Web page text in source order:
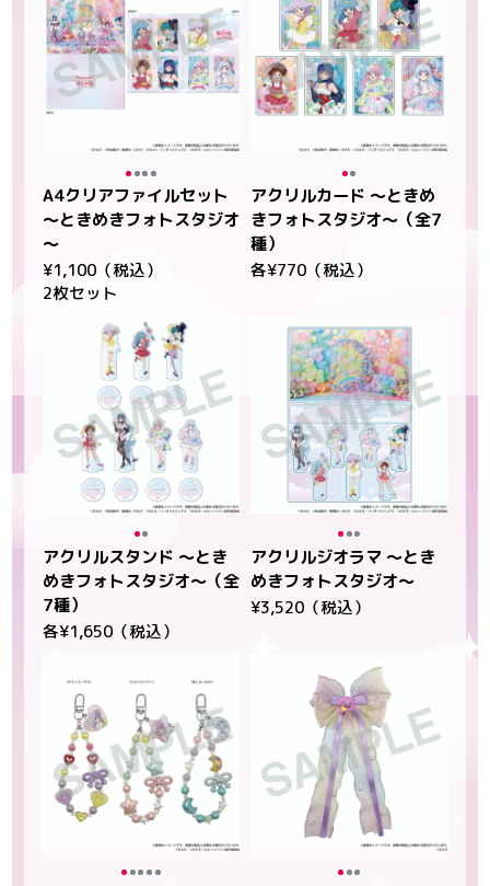
A4クリアファイルセット
～ときめきフォトスタジオ
～
¥1,100（税込）
2枚セット
アクリルカード ～ときめ
きフォトスタジオ～（全7
種）
各¥770（税込）
アクリルスタンド ～とき
めきフォトスタジオ～（全
7種）
各¥1,650（税込）
アクリルジオラマ ～とき
めきフォトスタジオ～
¥3,520（税込）